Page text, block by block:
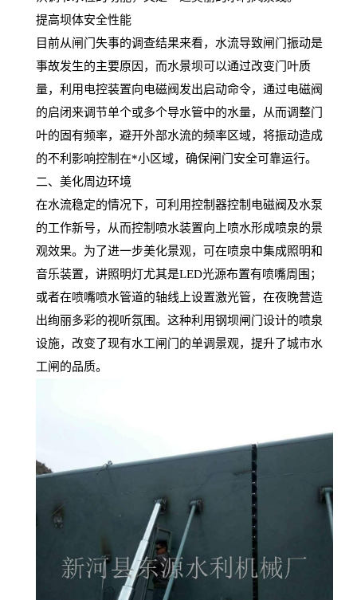
提高坝体安全性能
目前从闸门失事的调查结果来看，水流导致闸门振动是
事故发生的主要原因，而水景坝可以通过改变门叶质
量，利用电控装置向电磁阀发出启动命令，通过电磁阀
的启闭来调节单个或多个导水管中的水量，从而调整门
叶的固有频率，避开外部水流的频率区域，将振动造成
的不利影响控制在*小区域，确保闸门安全可靠运行。
二、美化周边环境
在水流稳定的情况下，可利用控制器控制电磁阀及水泵
的工作新号，从而控制喷水装置向上喷水形成喷泉的景
观效果。为了进一步美化景观，可在喷泉中集成照明和
音乐装置，讲照明灯尤其是LED光源布置有喷嘴周围；
或者在喷嘴喷水管道的轴线上设置激光管，在夜晚营造
出绚丽多彩的视听氛围。这种利用钢坝闸门设计的喷泉
设施，改变了现有水工闸门的单调景观，提升了城市水
工闸的品质。